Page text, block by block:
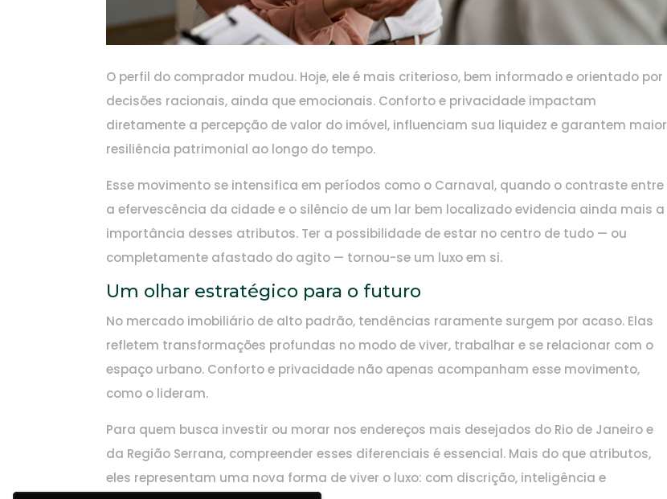
O perfil do comprador mudou. Hoje, ele é mais criterioso, bem informado e orientado por
decisões racionais, ainda que emocionais. Conforto e privacidade impactam
diretamente a percepção de valor do imóvel, influenciam sua liquidez e garantem maior
resiliência patrimonial ao longo do tempo.
Esse movimento se intensifica em períodos como o Carnaval, quando o contraste entre
a efervescência da cidade e o silêncio de um lar bem localizado evidencia ainda mais a
importância desses atributos. Ter a possibilidade de estar no centro de tudo — ou
completamente afastado do agito — tornou-se um luxo em si.
Um olhar estratégico para o futuro
No mercado imobiliário de alto padrão, tendências raramente surgem por acaso. Elas
refletem transformações profundas no modo de viver, trabalhar e se relacionar com o
espaço urbano. Conforto e privacidade não apenas acompanham esse movimento,
como o lideram.
Para quem busca investir ou morar nos endereços mais desejados do Rio de Janeiro e
da Região Serrana, compreender esses diferenciais é essencial. Mais do que atributos,
eles representam uma nova forma de viver o luxo: com discrição, inteligência e